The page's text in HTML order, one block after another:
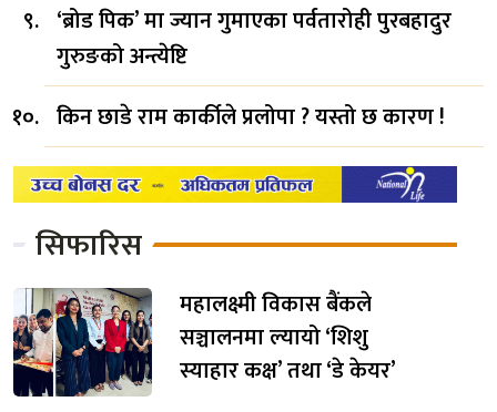
‘ब्रोड पिक’ मा ज्यान गुमाएका पर्वतारोही पुरबहादुर
गुरुङको अन्त्येष्टि
किन छाडे राम कार्कीले प्रलोपा ? यस्तो छ कारण !
सिफारिस
महालक्ष्मी विकास बैंकले
सञ्चालनमा ल्यायो ‘शिशु
स्याहार कक्ष’ तथा ‘डे केयर’